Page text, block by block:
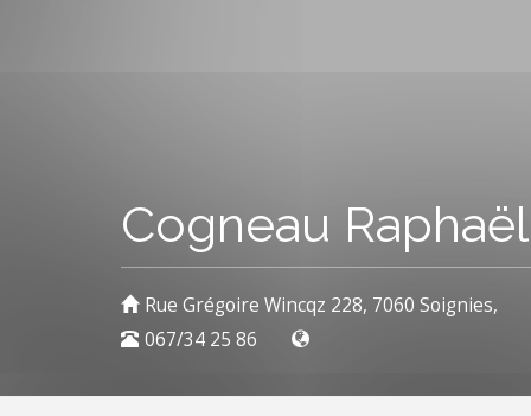
Cogneau Raphaël
Rue Grégoire Wincqz 228, 7060 Soignies,
067/34 25 86